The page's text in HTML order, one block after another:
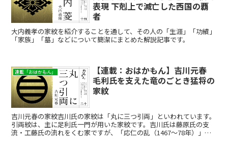
表現 下剋上で滅亡した西国の覇
者
大内義孝の家紋を紹介することを通して、その人の「生涯」「功績」
「家族」「墓」などについて簡潔にまとめた解説記事です。
連載「おはかもん」
【連載：おはかもん】吉川元春
毛利氏を支えた竜のごとき猛将の
家紋
吉川元春の家紋吉川氏の家紋は「丸に三つ引両」といわれています。
引両紋は、主に足利氏一門が用いた家紋です。吉川氏は藤原氏の支
流・工藤氏の流れをくむ家ですが、「応仁の乱（1467～78年）」で